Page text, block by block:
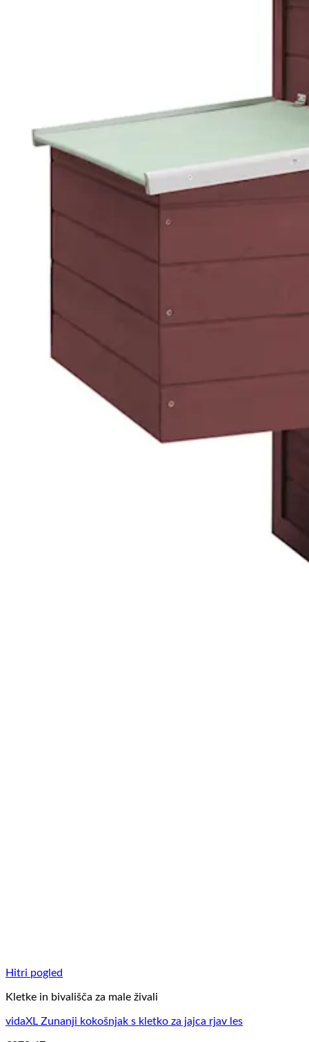
Hitri pogled
Kletke in bivališča za male živali
vidaXL Zunanji kokošnjak s kletko za jajca rjav les